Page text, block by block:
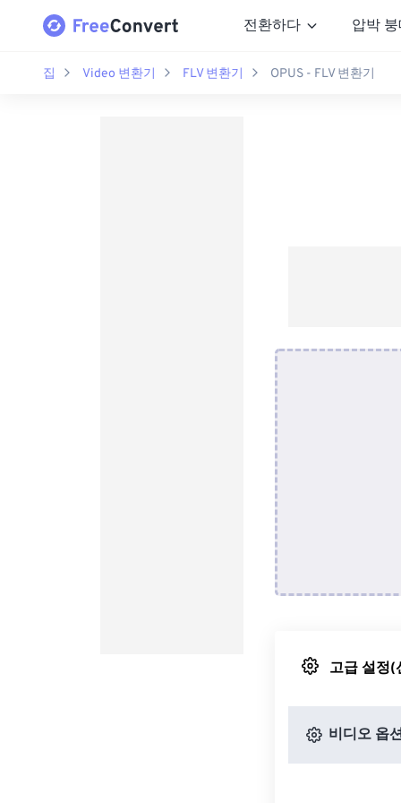
전환하다 압박
집 Video 변환기 FLV 변환기 OPUS - FLV 변환기
고급 설정(
비디오 옵